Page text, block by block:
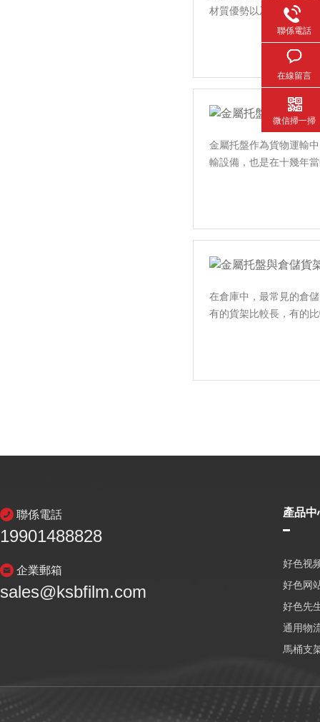
材質優勢以及特殊的結構
金屬托盤作為貨物運輸中
輸設備，也是在十幾年
在倉庫中，最常見的倉
有的貨架比較長，有的
聯係電話
19901488828
企業郵箱
sales@ksbfilm.com
產品中
好色视
好色网
好色先
通用物
馬桶支
聯係電話
在線留言
微信掃一掃